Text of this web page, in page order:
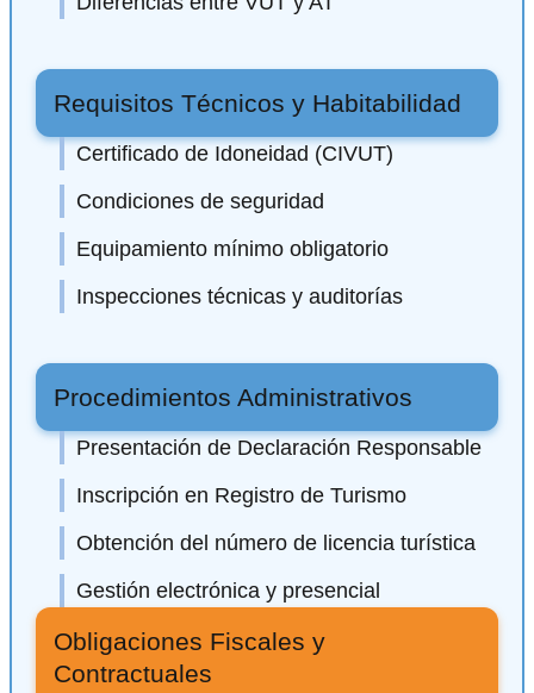
Requisitos Técnicos y Habitabilidad
Certificado de Idoneidad (CIVUT)
Condiciones de seguridad
Equipamiento mínimo obligatorio
Inspecciones técnicas y auditorías
Procedimientos Administrativos
Presentación de Declaración Responsable
Inscripción en Registro de Turismo
Obtención del número de licencia turística
Gestión electrónica y presencial
Obligaciones Fiscales y
Contractuales